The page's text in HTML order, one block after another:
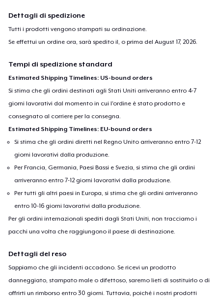
Dettagli di spedizione
Tutti i prodotti vengono stampati su ordinazione.
Se effettui un ordine ora, sarà spedito il, o prima delAugust 17, 2026
Tempi di spedizione standard
Estimated Shipping Timelines: US-bound orders
Si stima che gli ordini destinati agli Stati Uniti arriveranno entro 4-7
giorni lavorativi dal momento in cui l'ordine è stato prodotto e
consegnato al corriere per la consegna.
Estimated Shipping Timelines: EU-bound orders
Si stima che gli ordini diretti nel Regno Unito arriveranno entro 7-12
giorni lavorativi dalla produzione.
Per Francia, Germania, Paesi Bassi e Svezia, si stima che gli ordini
arriveranno entro 7-12 giorni lavorativi dalla produzione.
Per tutti gli altri paesi in Europa, si stima che gli ordini arriveranno
entro 10-16 giorni lavorativi dalla produzione.
Per gli ordini internazionali spediti dagli Stati Uniti, non tracciamo i
pacchi una volta che raggiungono il paese di destinazione.
Dettagli del reso
Sappiamo che gli incidenti accadono. Se ricevi un prodotto
danneggiato, stampato male o difettoso, saremo lieti di sostituirlo o di
offrirti un rimborso entro 30 giorni. Tuttavia, poiché i nostri prodotti